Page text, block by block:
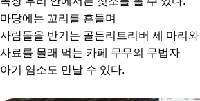
마당에는 꼬리를 흔들며
사람들을 반기는 골든리트리버 세 마리와
사료를 몰래 먹는 카페 무무의 무법자
아기 염소도 만날 수 있다.